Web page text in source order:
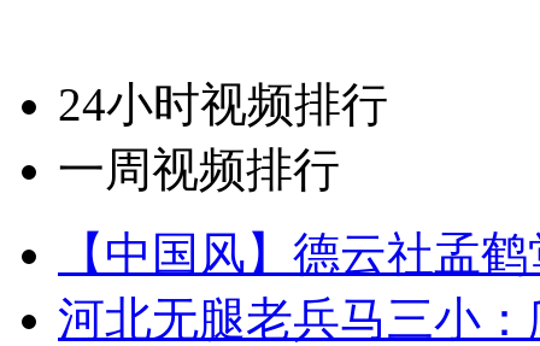
24小时视频排行
一周视频排行
【中国风】德云社孟
河北无腿老兵马三小